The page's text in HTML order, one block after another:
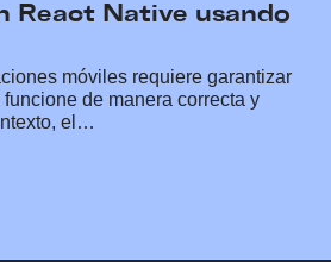
React Native usando
móviles requiere garantizar
de manera correcta y
el…